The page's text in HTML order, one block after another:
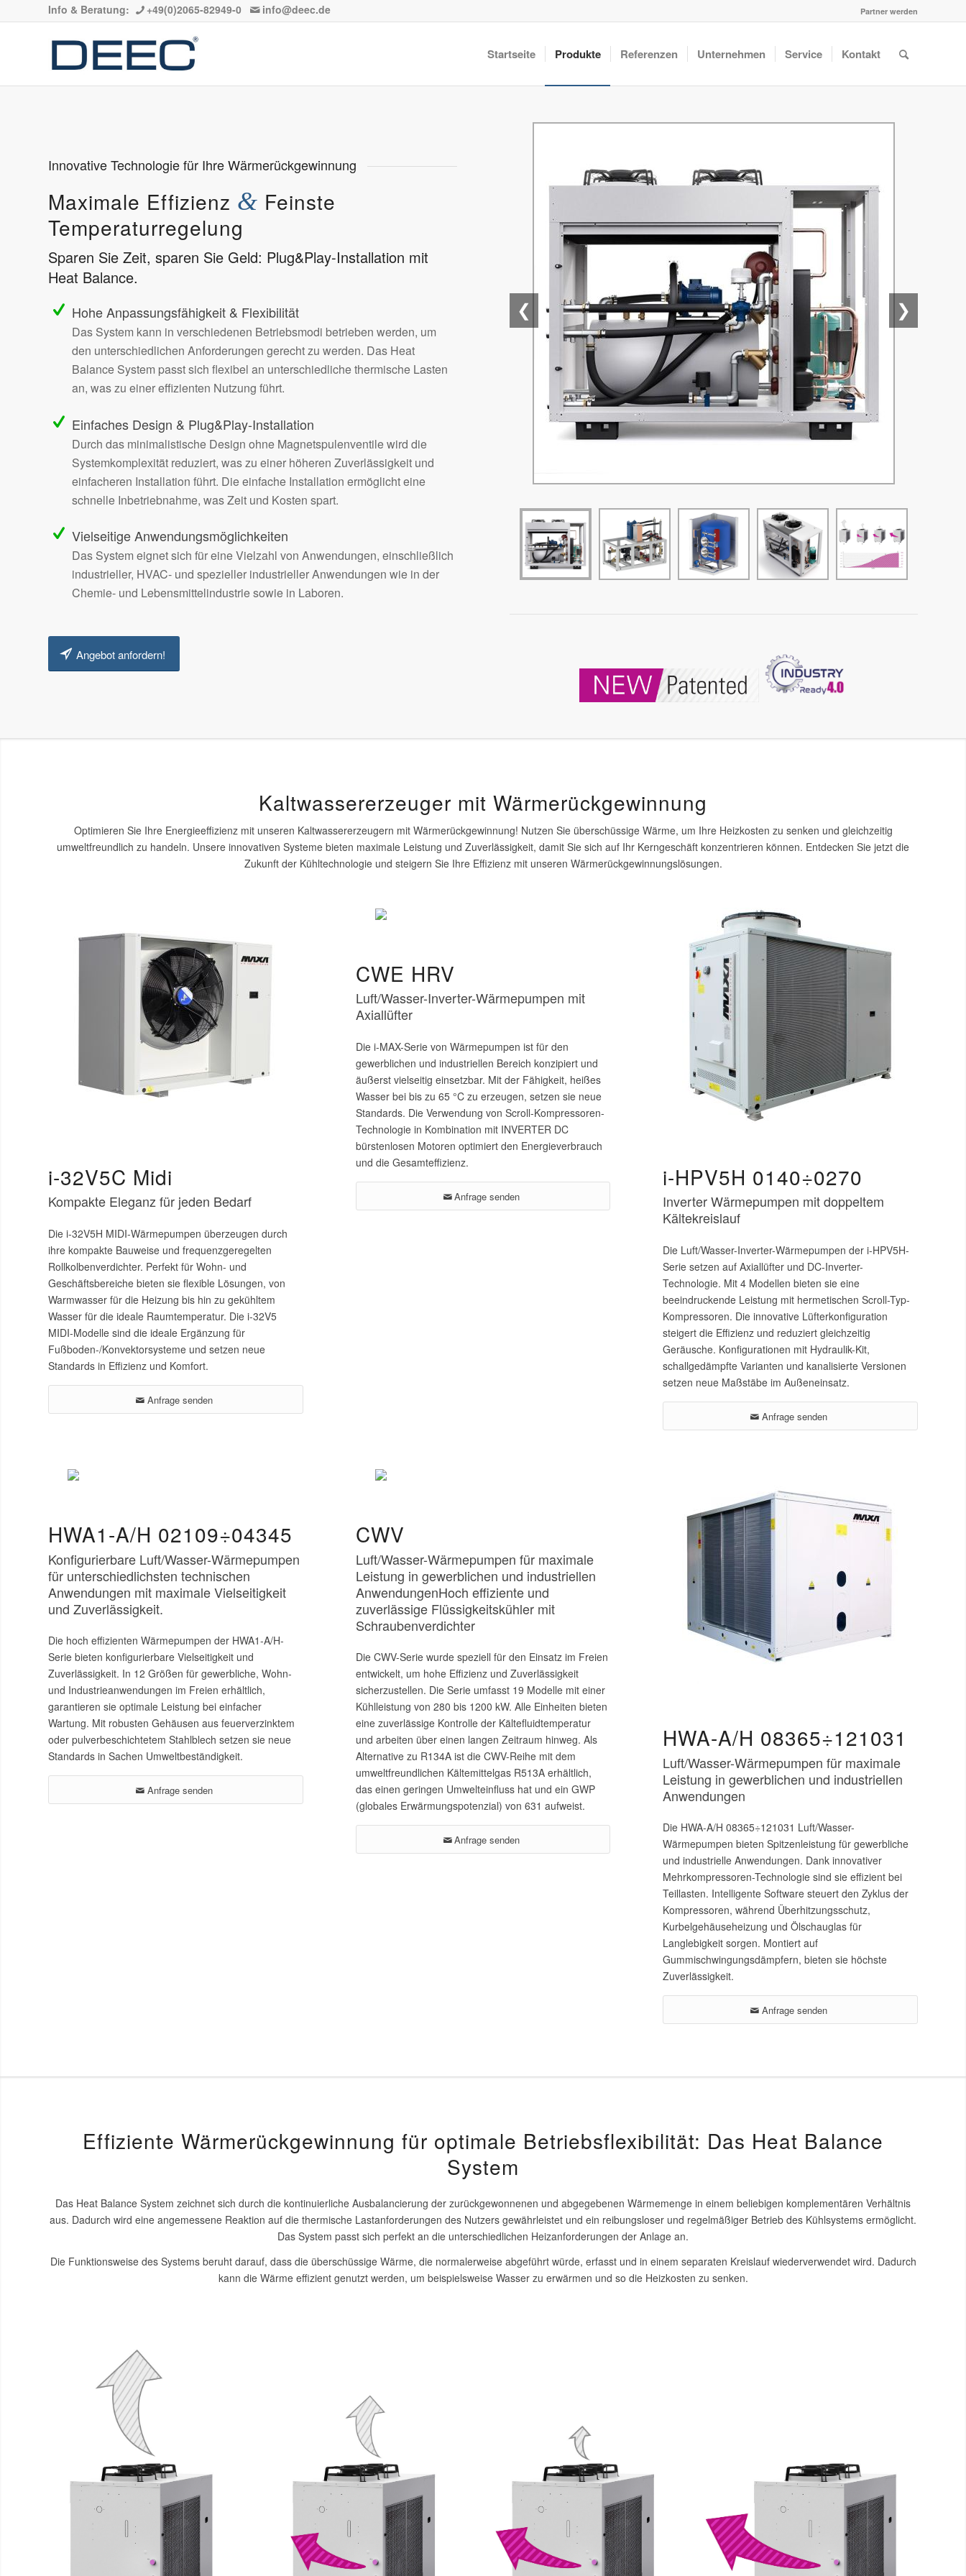
Partner werden
Info & Beratung: +49(0)2065-82949-0 info@deec.de
Startseite Produkte Referenzen Unternehmen Service Kontakt
Innovative Technologie für Ihre Wärmerückgewinnung
Maximale Effizienz & Feinste
Temperaturregelung
Sparen Sie Zeit, sparen Sie Geld: Plug&Play-Installation mit
Heat Balance.
Hohe Anpassungsfähigkeit & Flexibilität
Das System kann in verschiedenen Betriebsmodi betrieben werden, um
den unterschiedlichen Anforderungen gerecht zu werden. Das Heat
Balance System passt sich flexibel an unterschiedliche thermische Lasten
an, was zu einer effizienten Nutzung führt.
Einfaches Design & Plug&Play-Installation
Durch das minimalistische Design ohne Magnetspulenventile wird die
Systemkomplexität reduziert, was zu einer höheren Zuverlässigkeit und
einfacheren Installation führt. Die einfache Installation ermöglicht eine
schnelle Inbetriebnahme, was Zeit und Kosten spart.
Vielseitige Anwendungsmöglichkeiten
Das System eignet sich für eine Vielzahl von Anwendungen, einschließlich
industrieller, HVAC- und spezieller industrieller Anwendungen wie in der
Chemie- und Lebensmittelindustrie sowie in Laboren.
Angebot anfordern!
❮ ❯
Kaltwassererzeuger mit Wärmerückgewinnung
Optimieren Sie Ihre Energieeffizienz mit unseren Kaltwassererzeugern mit Wärmerückgewinnung! Nutzen Sie überschüssige Wärme, um Ihre Heizkosten zu senken und gleichzeitig
umweltfreundlich zu handeln. Unsere innovativen Systeme bieten maximale Leistung und Zuverlässigkeit, damit Sie sich auf Ihr Kerngeschäft konzentrieren können. Entdecken Sie jetzt die
Zukunft der Kühltechnologie und steigern Sie Ihre Effizienz mit unseren Wärmerückgewinnungslösungen.
i-32V5C Midi
Kompakte Eleganz für jeden Bedarf
Die i-32V5H MIDI-Wärmepumpen überzeugen durch
ihre kompakte Bauweise und frequenzgeregelten
Rollkolbenverdichter. Perfekt für Wohn- und
Geschäftsbereiche bieten sie flexible Lösungen, von
Warmwasser für die Heizung bis hin zu gekühltem
Wasser für die ideale Raumtemperatur. Die i-32V5
MIDI-Modelle sind die ideale Ergänzung für
Fußboden-/Konvektorsysteme und setzen neue
Standards in Effizienz und Komfort.
Anfrage senden
CWE HRV
Luft/Wasser-Inverter-Wärmepumpen mit
Axiallüfter
Die i-MAX-Serie von Wärmepumpen ist für den
gewerblichen und industriellen Bereich konzipiert und
äußerst vielseitig einsetzbar. Mit der Fähigkeit, heißes
Wasser bei bis zu 65 °C zu erzeugen, setzen sie neue
Standards. Die Verwendung von Scroll-Kompressoren-
Technologie in Kombination mit INVERTER DC
bürstenlosen Motoren optimiert den Energieverbrauch
und die Gesamteffizienz.
Anfrage senden
i-HPV5H 0140÷0270
Inverter Wärmepumpen mit doppeltem
Kältekreislauf
Die Luft/Wasser-Inverter-Wärmepumpen der i-HPV5H-
Serie setzen auf Axiallüfter und DC-Inverter-
Technologie. Mit 4 Modellen bieten sie eine
beeindruckende Leistung mit hermetischen Scroll-Typ-
Kompressoren. Die innovative Lüfterkonfiguration
steigert die Effizienz und reduziert gleichzeitig
Geräusche. Konfigurationen mit Hydraulik-Kit,
schallgedämpfte Varianten und kanalisierte Versionen
setzen neue Maßstäbe im Außeneinsatz.
Anfrage senden
HWA1-A/H 02109÷04345
Konfigurierbare Luft/Wasser-Wärmepumpen
für unterschiedlichsten technischen
Anwendungen mit maximale Vielseitigkeit
und Zuverlässigkeit.
Die hoch effizienten Wärmepumpen der HWA1-A/H-
Serie bieten konfigurierbare Vielseitigkeit und
Zuverlässigkeit. In 12 Größen für gewerbliche, Wohn-
und Industrieanwendungen im Freien erhältlich,
garantieren sie optimale Leistung bei einfacher
Wartung. Mit robusten Gehäusen aus feuerverzinktem
oder pulverbeschichtetem Stahlblech setzen sie neue
Standards in Sachen Umweltbeständigkeit.
Anfrage senden
CWV
Luft/Wasser-Wärmepumpen für maximale
Leistung in gewerblichen und industriellen
AnwendungenHoch effiziente und
zuverlässige Flüssigkeitskühler mit
Schraubenverdichter
Die CWV-Serie wurde speziell für den Einsatz im Freien
entwickelt, um hohe Effizienz und Zuverlässigkeit
sicherzustellen. Die Serie umfasst 19 Modelle mit einer
Kühlleistung von 280 bis 1200 kW. Alle Einheiten bieten
eine zuverlässige Kontrolle der Kältefluidtemperatur
und arbeiten über einen langen Zeitraum hinweg. Als
Alternative zu R134A ist die CWV-Reihe mit dem
umweltfreundlichen Kältemittelgas R513A erhältlich,
das einen geringen Umwelteinfluss hat und ein GWP
(globales Erwärmungspotenzial) von 631 aufweist.
Anfrage senden
HWA-A/H 08365÷121031
Luft/Wasser-Wärmepumpen für maximale
Leistung in gewerblichen und industriellen
Anwendungen
Die HWA-A/H 08365÷121031 Luft/Wasser-
Wärmepumpen bieten Spitzenleistung für gewerbliche
und industrielle Anwendungen. Dank innovativer
Mehrkompressoren-Technologie sind sie effizient bei
Teillasten. Intelligente Software steuert den Zyklus der
Kompressoren, während Überhitzungsschutz,
Kurbelgehäuseheizung und Ölschauglas für
Langlebigkeit sorgen. Montiert auf
Gummischwingungsdämpfern, bieten sie höchste
Zuverlässigkeit.
Anfrage senden
Effiziente Wärmerückgewinnung für optimale Betriebsflexibilität: Das Heat Balance
System
Das Heat Balance System zeichnet sich durch die kontinuierliche Ausbalancierung der zurückgewonnenen und abgegebenen Wärmemenge in einem beliebigen komplementären Verhältnis
aus. Dadurch wird eine angemessene Reaktion auf die thermische Lastanforderungen des Nutzers gewährleistet und ein reibungsloser und regelmäßiger Betrieb des Kühlsystems ermöglicht.
Das System passt sich perfekt an die unterschiedlichen Heizanforderungen der Anlage an.
Die Funktionsweise des Systems beruht darauf, dass die überschüssige Wärme, die normalerweise abgeführt würde, erfasst und in einem separaten Kreislauf wiederverwendet wird. Dadurch
kann die Wärme effizient genutzt werden, um beispielsweise Wasser zu erwärmen und so die Heizkosten zu senken.